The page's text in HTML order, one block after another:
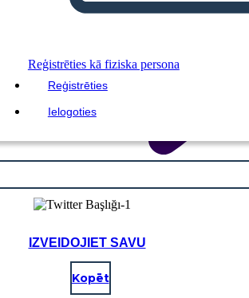
Reģistrēties kā fiziska persona
Reģistrēties
Ielogoties
IZVEIDOJIET SAVU
Kopēt